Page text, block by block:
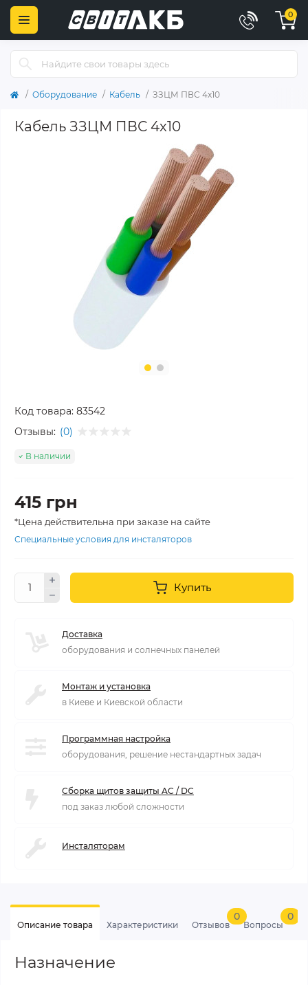
0
Оборудование Кабель ЗЗЦМ ПВС 4x10
Кабель ЗЗЦМ ПВС 4x10
Код товара: 83542
Отзывы: (0)
В наличии
415 грн
*Цена действительна при заказе на сайте
Специальные условия для инсталяторов
Купить
Доставка
оборудования и солнечных панелей
Монтаж и установка
в Киеве и Киевской области
Программная настройка
оборудования, решение нестандартных задач
Сборка щитов защиты AC / DC
под заказ любой сложности
Инсталяторам
Описание товара Характеристики Отзывов
0
Вопросы
0
Назначение